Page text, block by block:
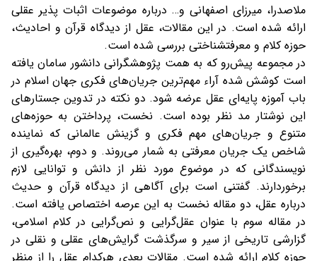
ملاصدرا، میرزای اصفهانی و… درباره موضوعات اثبات پذیر عقلی
ارائه شده است. در این مقالات، عقل از دیدگاه قرآن و احادیث،
حوزه کلام و معرفتشناختی بررسی شده است.
در مجموعه پیش‌رو که به همت پژوهشگرانی دانشور سامان یافته
است کوشش شده آراء مهم‌ترین جریان‌های فکری جهان اسلام در
باب آموزه پایه‌ای عقل عرضه شود. دو نکته در تدوین جستارهای
این نوشتار مد نظر بوده است. نخست، پرداختن به حوزه‌های
متنوع و جریان‌های مهم فکری و گزینش عالمانی که نماینده
شاخص یک جریان معرفتی به شمار می‌روند. و دوم، بهره‌گیری از
نویسندگانی که در موضوع مورد نظر از دانش و توانایی لازم
برخوردارند. گفتنی است برای آگاهی از دیدگاه قرآن و حدیث
درباره عقل، دو مقاله نخست به این عرصه اختصاص یافته است.
در مقاله سوم با عنوان عقل‌گرایی و نص‌گرایی در کلام اسلامی،
گزارشی تاریخی از سیر و سرگذشت گرایش‌های عقلی و نقلی در
حوزه کلام ارائه شده است. مقالات بعدی هرکدام عقل را از منظر